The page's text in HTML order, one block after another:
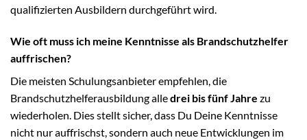
qualifizierten Ausbildern durchgeführt wird.
Wie oft muss ich meine Kenntnisse als Brandschutzhelfer
auffrischen?
Die meisten Schulungsanbieter empfehlen, die
Brandschutzhelferausbildung alledrei bis fünf Jahre zu
wiederholen. Dies stellt sicher, dass Du Deine Kenntnisse
nicht nur auffrischst, sondern auch neue Entwicklungen im